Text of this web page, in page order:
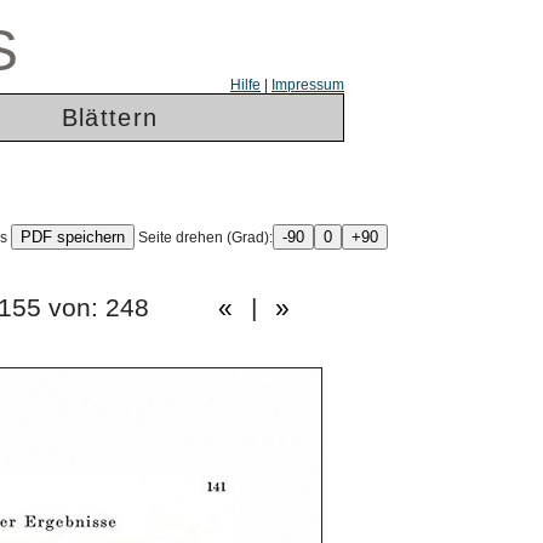
Hilfe Impressum
Blättern
Seite drehen (Grad):
155 von: 248 « | »